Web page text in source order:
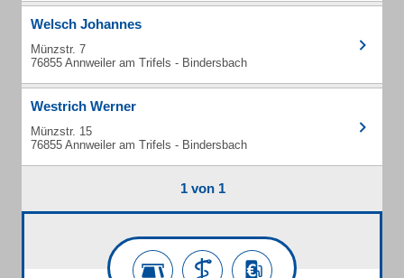
Welsch Johannes
Münzstr. 7
76855 Annweiler am Trifels - Bindersbach
Westrich Werner
Münzstr. 15
76855 Annweiler am Trifels - Bindersbach
1 von 1